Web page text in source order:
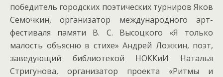
победитель городских поэтических турниров Яков
Сёмочкин, организатор международного арт-
фестиваля памяти В. С. Высоцкого «Я только
малость объясню в стихе» Андрей Ложкин, поэт,
заведующий библиотекой НОККиИ Наталья
Стригунова, организатор проекта «Ритмы и